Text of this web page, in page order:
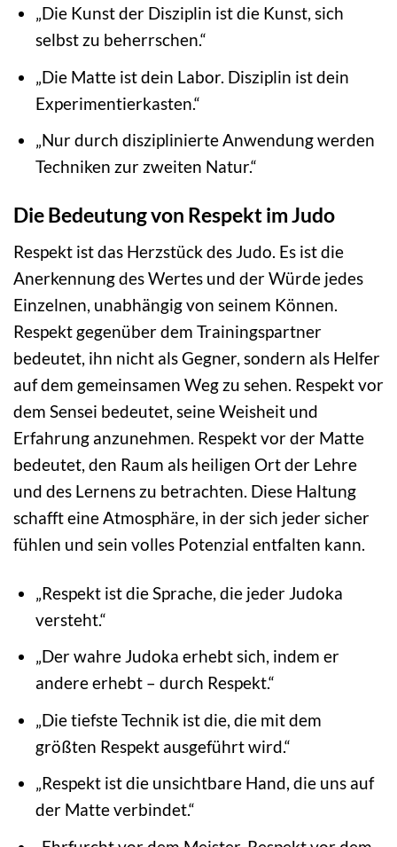
„Die Kunst der Disziplin ist die Kunst, sich
selbst zu beherrschen.“
„Die Matte ist dein Labor. Disziplin ist dein
Experimentierkasten.“
„Nur durch disziplinierte Anwendung werden
Techniken zur zweiten Natur.“
Die Bedeutung von Respekt im Judo
Respekt ist das Herzstück des Judo. Es ist die
Anerkennung des Wertes und der Würde jedes
Einzelnen, unabhängig von seinem Können.
Respekt gegenüber dem Trainingspartner
bedeutet, ihn nicht als Gegner, sondern als Helfer
auf dem gemeinsamen Weg zu sehen. Respekt vor
dem Sensei bedeutet, seine Weisheit und
Erfahrung anzunehmen. Respekt vor der Matte
bedeutet, den Raum als heiligen Ort der Lehre
und des Lernens zu betrachten. Diese Haltung
schafft eine Atmosphäre, in der sich jeder sicher
fühlen und sein volles Potenzial entfalten kann.
„Respekt ist die Sprache, die jeder Judoka
versteht.“
„Der wahre Judoka erhebt sich, indem er
andere erhebt – durch Respekt.“
„Die tiefste Technik ist die, die mit dem
größten Respekt ausgeführt wird.“
„Respekt ist die unsichtbare Hand, die uns auf
der Matte verbindet.“